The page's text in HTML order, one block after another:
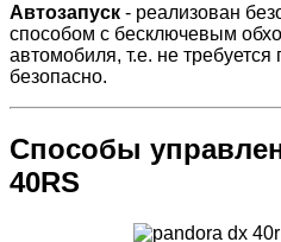
Автозапуск - реализован
способом с бесключевым
автомобиля, т.е. не требуется
безопасно.
Способы
40RS